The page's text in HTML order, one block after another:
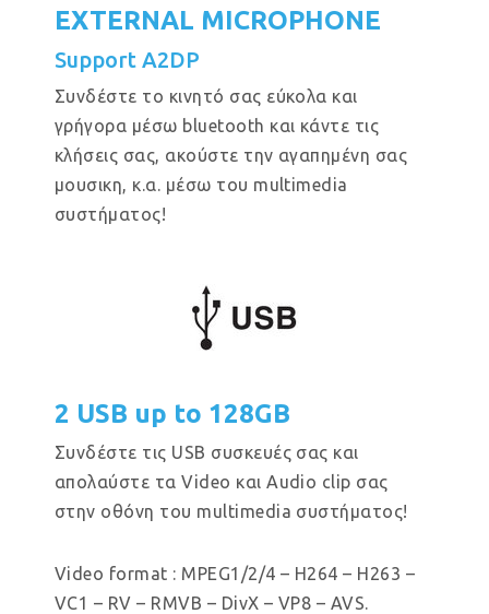
EXTERNAL MICROPHONE
Support A2DP
Συνδέστε το κινητό σας εύκολα και
γρήγορα μέσω bluetooth και κάντε τις
κλήσεις σας, ακούστε την αγαπημένη σας
μουσικη, κ.α. μέσω του multimedia
συστήματος!
2 USB up to 128GB
Συνδέστε τις USB συσκευές σας και
απολαύστε τα Video και Audio clip σας
στην οθόνη του multimedia συστήματος!
Video format : MPEG1/2/4 – H264 – H263 –
VC1 – RV – RMVB – DivX – VP8 – AVS.